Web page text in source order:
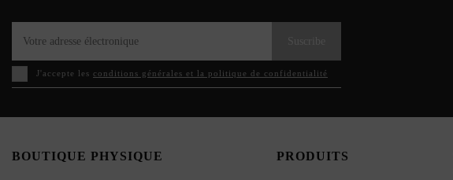
J'accepte les conditions générales et la politique de confidentialité
BOUTIQUE PHYSIQUE PRODUITS